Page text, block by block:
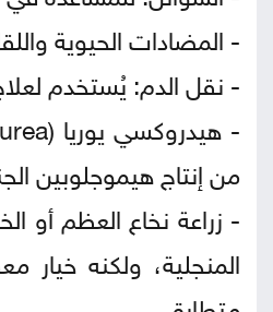
- المضادات الحيوية
- نقل الدم: يُستخدم
من إنتاج هيموجلوبين
- زراعة نخاع العظم أو
المنجلية، ولكنه